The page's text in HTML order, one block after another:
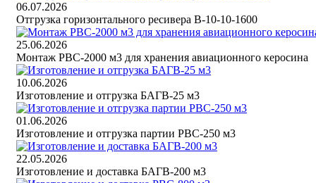
06.07.2026
Отгрузка горизонтального ресивера В-10-10-1600
25.06.2026
Монтаж РВС-2000 м3 для хранения авиационного керосина
10.06.2026
Изготовление и отгрузка БАГВ-25 м3
01.06.2026
Изготовление и отгрузка партии РВС-250 м3
22.05.2026
Изготовление и доставка БАГВ-200 м3